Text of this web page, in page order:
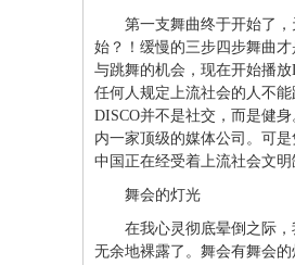
第一支舞曲终于开始了
始？！缓慢的三步四步舞曲
与跳舞的机会，现在开始播
任何人规定上流社会的人不
DISCO并不是社交，而是健
内一家顶级的媒体公司。可
中国正在经受着上流社会文明
舞会的灯光
在我心灵彻底晕倒之际
无余地裸露了。舞会有舞会